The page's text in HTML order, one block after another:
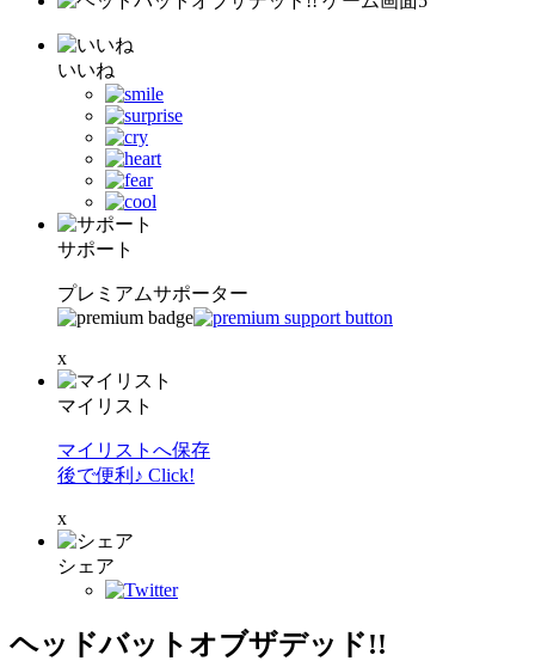
いいね
サポート
プレミアムサポーター
x
マイリスト
マイリストへ保存
後で便利♪ Click!
x
シェア
ヘッドバットオブザデッド!!